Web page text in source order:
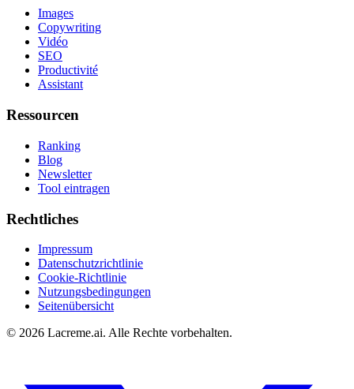
Images
Copywriting
Vidéo
SEO
Productivité
Assistant
Ressourcen
Ranking
Blog
Newsletter
Tool eintragen
Rechtliches
Impressum
Datenschutzrichtlinie
Cookie-Richtlinie
Nutzungsbedingungen
Seitenübersicht
© 2026 Lacreme.ai. Alle Rechte vorbehalten.